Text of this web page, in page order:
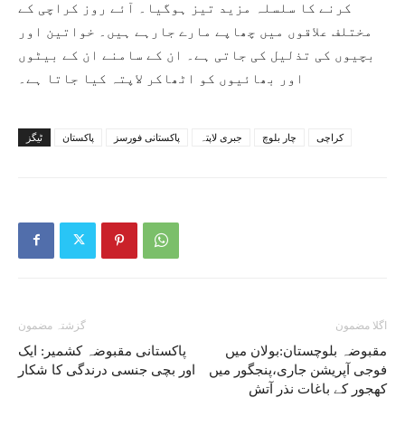
کرنے کا سلسلہ مزید تیز ہوگیا۔ آئے روز کراچی کے
مختلف علاقوں میں چھاپے مارے جارہے ہیں۔ خواتین اور
بچیوں کی تذلیل کی جاتی ہے۔ ان کے سامنے ان کے بیٹوں
اور بھائیوں کو اٹھاکر لاپتہ کیا جاتا ہے۔
ٹیگز پاکستان پاکستانی فورسز جبری لاپتہ چار بلوچ کراچی
گزشتہ مضمون
پاکستانی مقبوضہ کشمیر: ایک
اور بچی جنسی درندگی کا شکار
اگلا مضمون
مقبوضہ بلوچستان:بولان میں
فوجی آپریشن جاری،پنجگور میں
کھجور کے باغات نذر آتش